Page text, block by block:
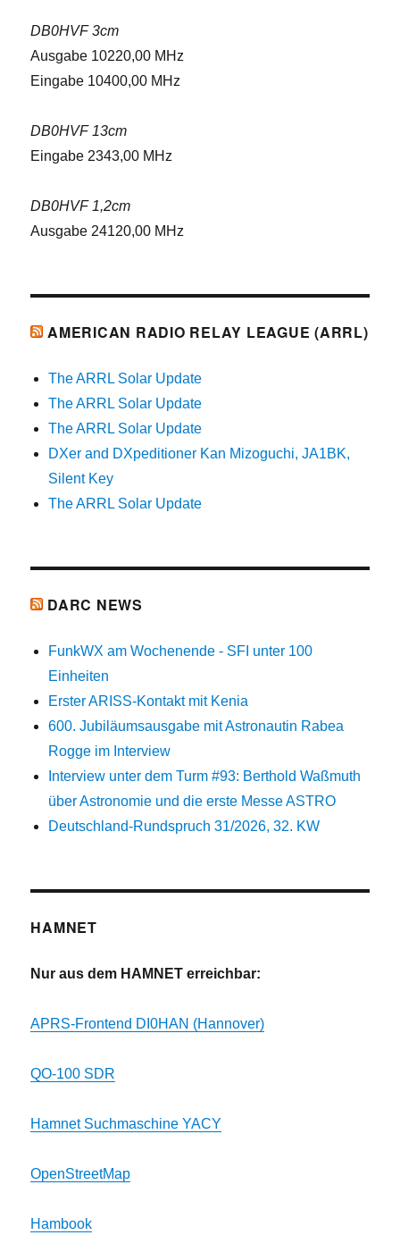
DB0HVF 3cm
Ausgabe 10220,00 MHz
Eingabe 10400,00 MHz
DB0HVF 13cm
Eingabe 2343,00 MHz
DB0HVF 1,2cm
Ausgabe 24120,00 MHz
AMERICAN RADIO RELAY LEAGUE (ARRL)
The ARRL Solar Update
The ARRL Solar Update
The ARRL Solar Update
DXer and DXpeditioner Kan Mizoguchi, JA1BK,
Silent Key
The ARRL Solar Update
DARC NEWS
FunkWX am Wochenende - SFI unter 100
Einheiten
Erster ARISS-Kontakt mit Kenia
600. Jubiläumsausgabe mit Astronautin Rabea
Rogge im Interview
Interview unter dem Turm #93: Berthold Waßmuth
über Astronomie und die erste Messe ASTRO
Deutschland-Rundspruch 31/2026, 32. KW
HAMNET
Nur aus dem HAMNET erreichbar:
APRS-Frontend DI0HAN (Hannover)
QO-100 SDR
Hamnet Suchmaschine YACY
OpenStreetMap
Hambook